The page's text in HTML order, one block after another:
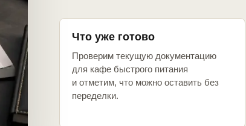
Что уже готово
Проверим текущую документацию
для кафе быстрого питания
и отметим, что можно оставить без
переделки.